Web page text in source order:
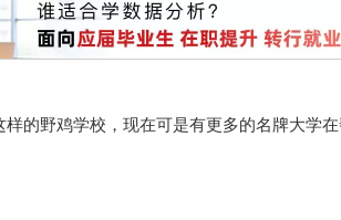
的野鸡学校，现在可是有更多的名牌大学